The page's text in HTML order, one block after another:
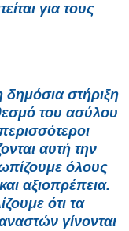
για τους
δημόσια στήριξη
του ασύλου
αυτή την
όλους
αξιοπρέπεια.
ότι τα
γίνονται